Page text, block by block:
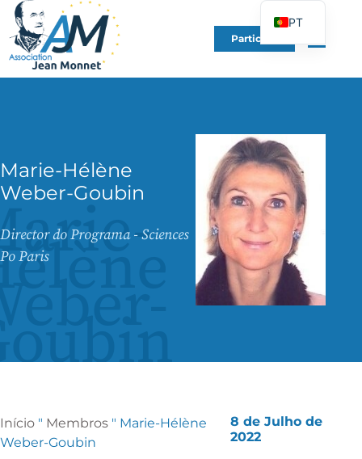
Participe
Marie-Hélène
Weber-Goubin
Director do Programa - Sciences
Po Paris
Início " Membros " Marie-Hélène
Weber-Goubin
8 de Julho de
2022
PT
FR
EN
IT
PL
UK